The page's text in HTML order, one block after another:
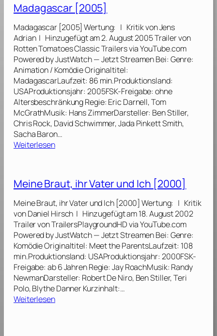
2
0
1
1
]
a
a
s
c
a
r
2
[
2
0
0
8
]
Madagascar [2005]
Madagascar [2005] Wertung: | Kritik von Jens
Adrian | Hinzugefügt am 2. August 2005 Trailer von
Rotten Tomatoes Classic Trailers via YouTube.com
Powered by JustWatch — Jetzt Streamen Bei: Genre:
Animation / Komödie Originaltitel:
MadagascarLaufzeit: 86 min.Produktionsland:
USAProduktionsjahr: 2005FSK-Freigabe: ohne
Altersbeschränkung Regie: Eric Darnell, Tom
McGrathMusik: Hans ZimmerDarsteller: Ben Stiller,
Chris Rock, David Schwimmer, Jada Pinkett Smith,
Sacha Baron…
Weiterlesen:
a
a
s
c
a
r
[
2
0
0
5
Meine Braut, ihr Vater und Ich [2000]
Meine Braut, ihr Vater und Ich [2000] Wertung: | Kritik
von Daniel Hirsch | Hinzugefügt am 18. August 2002
Trailer von TrailersPlaygroundHD via YouTube.com
Powered by JustWatch — Jetzt Streamen Bei: Genre:
Komödie Originaltitel: Meet the ParentsLaufzeit: 108
min.Produktionsland: USAProduktionsjahr: 2000FSK-
Freigabe: ab 6 Jahren Regie: Jay RoachMusik: Randy
NewmanDarsteller: Robert De Niro, Ben Stiller, Teri
Polo, Blythe Danner Kurzinhalt:…
Weiterlesen: